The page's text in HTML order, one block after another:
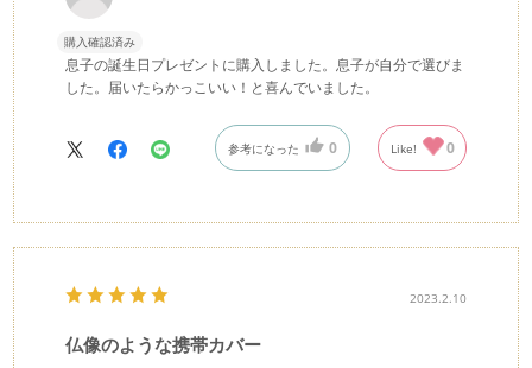
購入確認済み
息子の誕生日プレゼントに購入しました。息子が自分で選びま
した。届いたらかっこいい！と喜んでいました。
参考になった 0 Like! 0
2023.2.10
仏像のような携帯カバー